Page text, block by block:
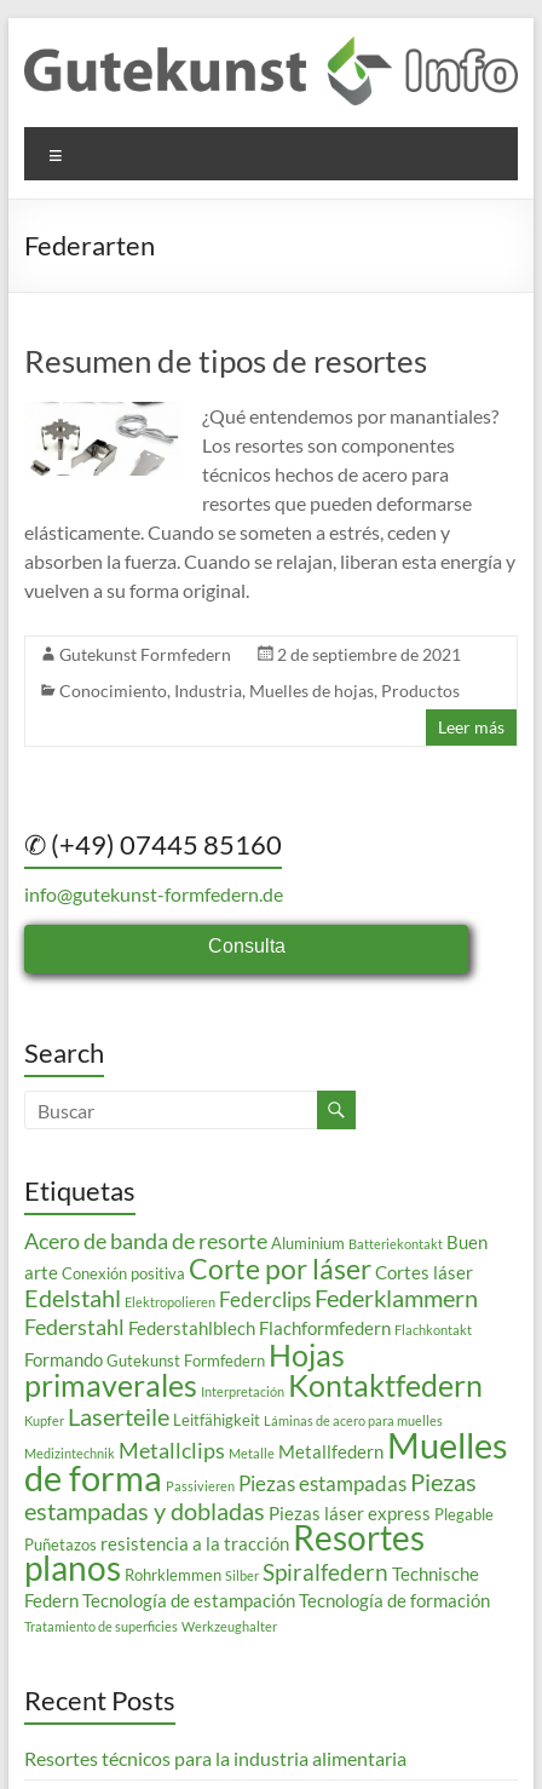
contenido
Gutekunst
Formfedern
GmbH
Informationen
Flachmaterial
Federarten
Resumen de tipos de resortes
¿Qué entendemos por manantiales?
Los resortes son componentes
técnicos hechos de acero para
resortes que pueden deformarse
elásticamente. Cuando se someten a estrés, ceden y
absorben la fuerza. Cuando se relajan, liberan esta energía y
vuelven a su forma original.
Gutekunst Formfedern
2 de septiembre de 2021
Conocimiento, Industria, Muelles de hojas, Productos
Leer más
✆ (+49) 07445 85160
info@gutekunst-formfedern.de
Consulta
Search
Etiquetas
Acero de banda de resorte Aluminium Batteriekontakt Buen
arte Conexión positiva Corte por láserCortes láser
Edelstahl Elektropolieren Federclips Federklammern
Federstahl Federstahlblech Flachformfedern Flachkontakt
Formando Gutekunst Formfedern Hojas
primaverales Interpretación Kontaktfedern
Kupfer Laserteile Leitfähigkeit Láminas de acero para muelles
Medizintechnik Metallclips Metalle Metallfedern Muelles
de forma Passivieren Piezas estampadas Piezas
estampadas y dobladas Piezas láser express Plegable
Puñetazos resistencia a la tracción Resortes
planos Rohrklemmen Silber Spiralfedern Technische
FedernTecnología de estampaciónTecnología de formación
Tratamiento de superficies Werkzeughalter
Recent Posts
Resortes técnicos para la industria alimentaria